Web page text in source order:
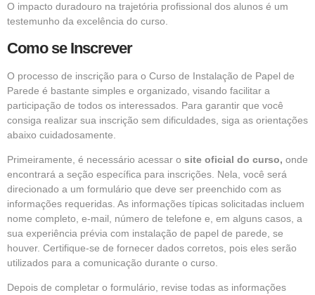
O impacto duradouro na trajetória profissional dos alunos é um
testemunho da excelência do curso.
Como se Inscrever
O processo de inscrição para o Curso de Instalação de Papel de
Parede é bastante simples e organizado, visando facilitar a
participação de todos os interessados. Para garantir que você
consiga realizar sua inscrição sem dificuldades, siga as orientações
abaixo cuidadosamente.
Primeiramente, é necessário acessar o site oficial do curso, onde
encontrará a seção específica para inscrições. Nela, você será
direcionado a um formulário que deve ser preenchido com as
informações requeridas. As informações típicas solicitadas incluem
nome completo, e-mail, número de telefone e, em alguns casos, a
sua experiência prévia com instalação de papel de parede, se
houver. Certifique-se de fornecer dados corretos, pois eles serão
utilizados para a comunicação durante o curso.
Depois de completar o formulário, revise todas as informações